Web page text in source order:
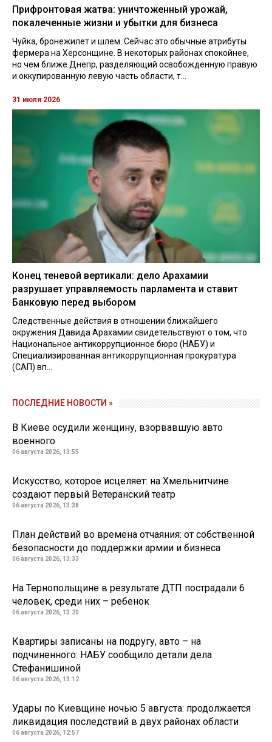
Прифронтовая жатва: уничтоженный урожай,
покалеченные жизни и убытки для бизнеса
Чуйка, бронежилет и шлем. Сейчас это обычные атрибуты
фермера на Херсонщине. В некоторых районах спокойнее,
но чем ближе Днепр, разделяющий освобожденную правую
и оккупированную левую часть области, т...
31 июля 2026
Конец теневой вертикали: дело Арахамии
разрушает управляемость парламента и ставит
Банковую перед выбором
Следственные действия в отношении ближайшего
окружения Давида Арахамии свидетельствуют о том, что
Национальное антикоррупционное бюро (НАБУ) и
Специализированная антикоррупционная прокуратура
(САП) вп...
ПОСЛЕДНИЕ НОВОСТИ »
В Киеве осудили женщину, взорвавшую авто
военного
06 августа 2026, 13:55
Искусство, которое исцеляет: на Хмельнитчине
создают первый Ветеранский театр
06 августа 2026, 13:38
План действий во времена отчаяния: от собственной
безопасности до поддержки армии и бизнеса
06 августа 2026, 13:33
На Тернопольщине в результате ДТП пострадали 6
человек, среди них – ребенок
06 августа 2026, 13:20
Квартиры записаны на подругу, авто – на
подчиненного: НАБУ сообщило детали дела
Стефанишиной
06 августа 2026, 13:12
Удары по Киевщине ночью 5 августа: продолжается
ликвидация последствий в двух районах области
06 августа 2026, 12:57